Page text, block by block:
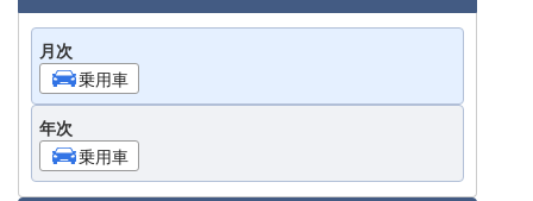
月次
乗用車
年次
乗用車